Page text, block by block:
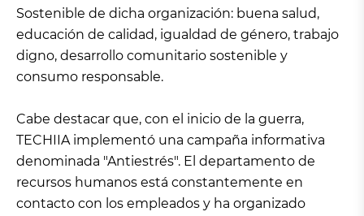
Sostenible de dicha organización: buena salud,
educación de calidad, igualdad de género, trabajo
digno, desarrollo comunitario sostenible y
consumo responsable.
Cabe destacar que, con el inicio de la guerra,
TECHIIA implementó una campaña informativa
denominada "Antiestrés". El departamento de
recursos humanos está constantemente en
contacto con los empleados y ha organizado